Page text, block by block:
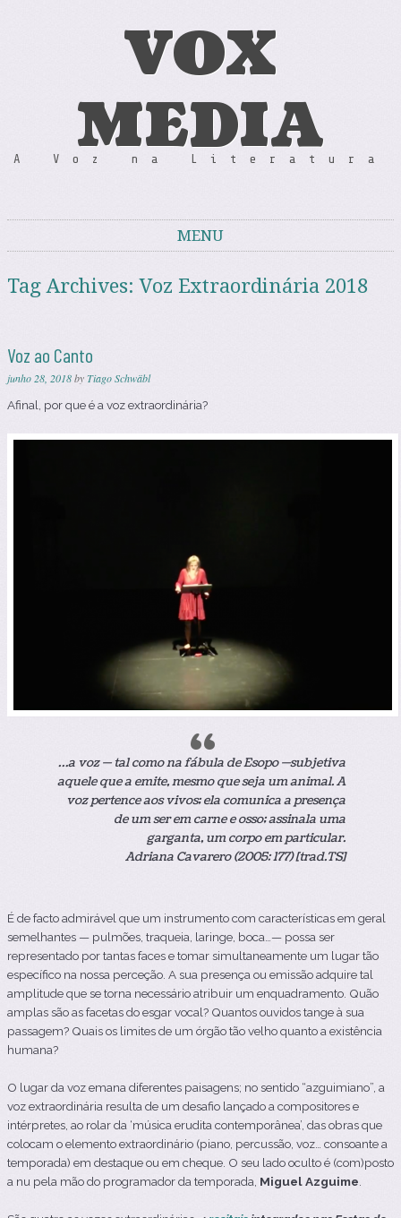
VOX
MEDIA
A Voz na Literatura
MENU
Tag Archives:Voz Extraordinária 2018
Voz ao Canto
junho 28, 2018byTiago Schwäbl
Afinal, por que é a voz extraordinária?
…a voz — tal como na fábula de Esopo —subjetiva
aquele que a emite, mesmo que seja um animal. A
voz pertence aos vivos; ela comunica a presença
de um ser em carne e osso; assinala uma
garganta, um corpo em particular.
Adriana Cavarero (2005: 177) [trad.TS]
É de facto admirável que um instrumento com características em geral
semelhantes — pulmões, traqueia, laringe, boca…— possa ser
representado por tantas faces e tomar simultaneamente um lugar tão
específico na nossa perceção. A sua presença ou emissão adquire tal
amplitude que se torna necessário atribuir um enquadramento. Quão
amplas são as facetas do esgar vocal? Quantos ouvidos tange à sua
passagem? Quais os limites de um órgão tão velho quanto a existência
humana?
O lugar da voz emana diferentes paisagens; no sentido “azguimiano”, a
voz extraordinária resulta de um desafio lançado a compositores e
intérpretes, ao rolar da ‘música erudita contemporânea’, das obras que
colocam o elemento extraordinário (piano, percussão, voz… consoante a
temporada) em destaque ou em cheque. O seu lado oculto é (com)posto
a nu pela mão do programador da temporada, Miguel Azguime